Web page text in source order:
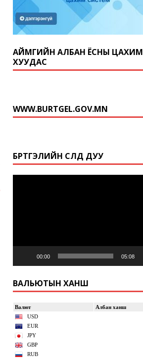
АЙМГИЙН АЛБАН ЁСНЫ ЦАХИМ
ХУУДАС
WWW.BURTGEL.GOV.MN
БҮРТГЭЛИЙН СҮЛД ДУУ
00:00 05:08
ВАЛЬЮТЫН ХАНШ